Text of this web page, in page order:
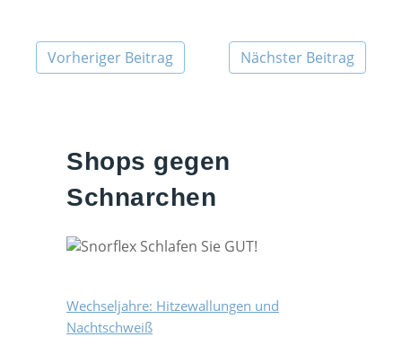
Vorheriger Beitrag Nächster Beitrag
Shops gegen
Schnarchen
Wechseljahre: Hitzewallungen und
Nachtschweiß